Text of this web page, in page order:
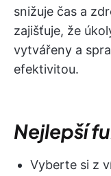
snižuje čas a
zajišťuje, že
vytvářeny a
efektivitou.
Nejlepší
Vyberte si z